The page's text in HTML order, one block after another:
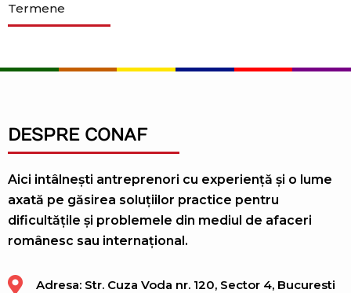
Termene
DESPRE CONAF
Aici intâlnești antreprenori cu experiență și o lume
axată pe găsirea soluțiilor practice pentru
dificultățile și problemele din mediul de afaceri
românesc sau internațional.
Adresa: Str. Cuza Voda nr. 120, Sector 4, Bucuresti